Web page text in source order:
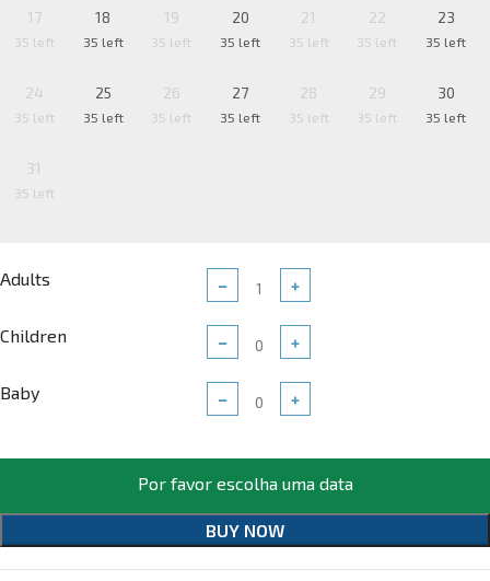
17
35 left
18
35 left
19
35 left
20
35 left
21
35 left
22
35 left
23
35 left
24
35 left
25
35 left
26
35 left
27
35 left
28
35 left
29
35 left
30
35 left
31
35 left
Adults − +
Children − +
Baby − +
Por favor escolha uma data
BUY NOW